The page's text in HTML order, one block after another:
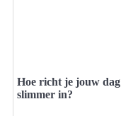
Hoe richt je jouw dag
slimmer in?